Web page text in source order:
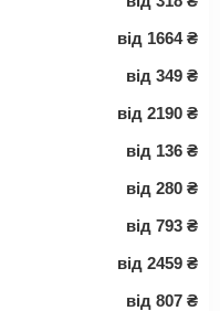
від 1664 ₴
від 349 ₴
від 2190 ₴
від 136 ₴
від 280 ₴
від 793 ₴
від 2459 ₴
від 807 ₴